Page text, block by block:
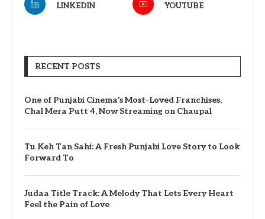
LINKEDIN YOUTUBE
RECENT POSTS
One of Punjabi Cinema’s Most-Loved Franchises,
Chal Mera Putt 4, Now Streaming on Chaupal
Tu Keh Tan Sahi: A Fresh Punjabi Love Story to Look
Forward To
Judaa Title Track: A Melody That Lets Every Heart
Feel the Pain of Love